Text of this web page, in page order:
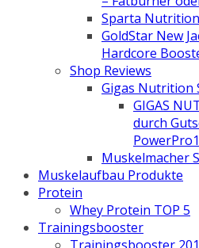
Sparta
GoldStar New
Hardcore
Shop Reviews
Gigas Nutrition
GIGAS
durch
Muskelmacher
Muskelaufbau Produkte
Protein
Whey Protein TOP 5
Trainingsbooster